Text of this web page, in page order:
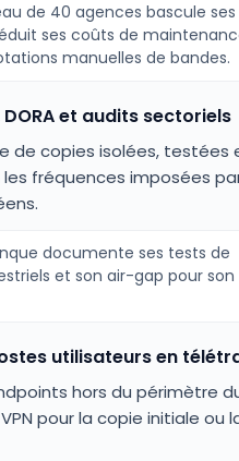
de 40 agences bascule ses
ses coûts de
manuelles de bandes.
et audits sectoriels
de copies isolées, testées
fréquences imposées
documente ses tests de
et son air-gap pour
utilisateurs en
hors du périmètre
pour la copie initiale ou